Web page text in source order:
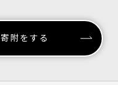
寄附をする